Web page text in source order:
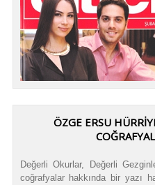
ÖZGE ERSU
Değerli Okurlar, Değerli
coğrafyalar hakkında bir yazı